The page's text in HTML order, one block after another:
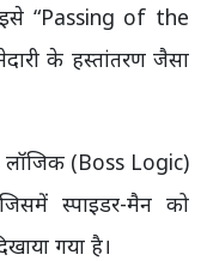
“Passing of the
के हस्तांतरण जैसा
लॉजिक (Boss Logic)
स्पाइडर-मैन को
गया है।